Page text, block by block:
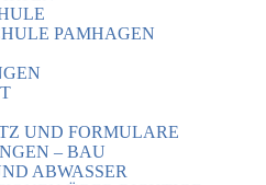
PAMHAGEN
UND FORMULARE
– BAU
ABWASSER